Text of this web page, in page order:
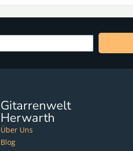
Gitarrenwelt
Herwarth
Über Uns
Blog